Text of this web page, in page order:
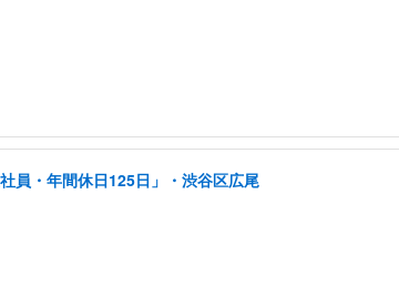
員・年間休日125日」・渋谷区広尾